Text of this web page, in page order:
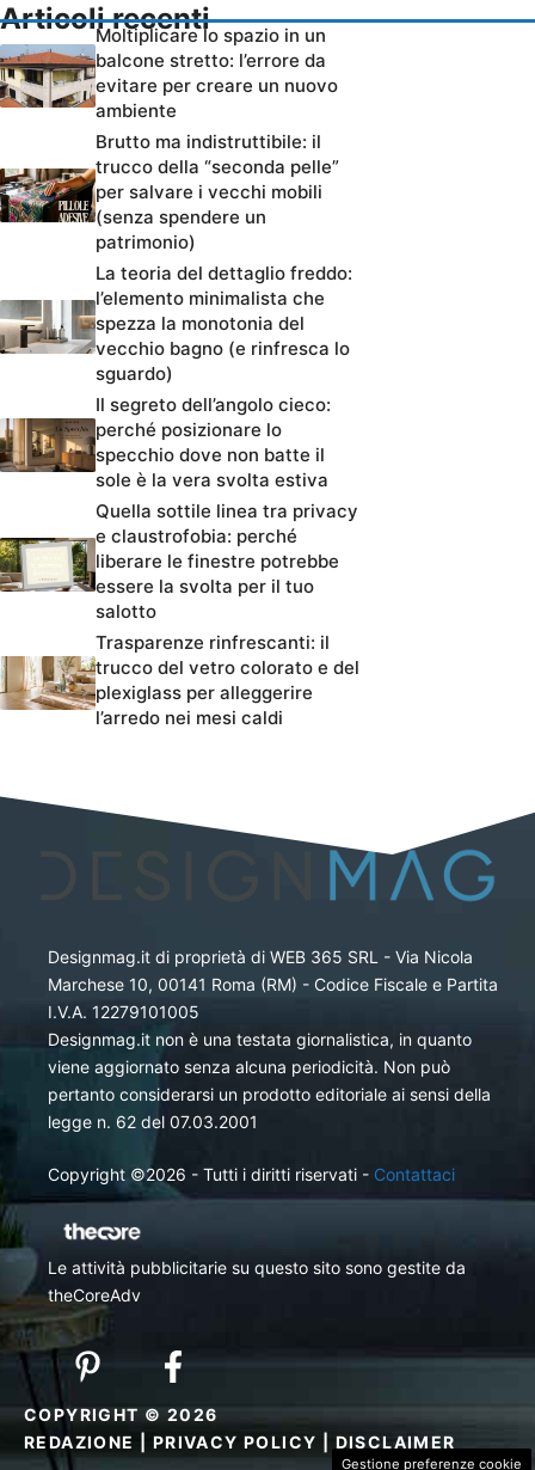
Articoli recenti
Moltiplicare lo spazio in un
balcone stretto: l’errore da
evitare per creare un nuovo
ambiente
Brutto ma indistruttibile: il
trucco della “seconda pelle”
per salvare i vecchi mobili
(senza spendere un
patrimonio)
La teoria del dettaglio freddo:
l’elemento minimalista che
spezza la monotonia del
vecchio bagno (e rinfresca lo
sguardo)
Il segreto dell’angolo cieco:
perché posizionare lo
specchio dove non batte il
sole è la vera svolta estiva
Quella sottile linea tra privacy
e claustrofobia: perché
liberare le finestre potrebbe
essere la svolta per il tuo
salotto
Trasparenze rinfrescanti: il
trucco del vetro colorato e del
plexiglass per alleggerire
l’arredo nei mesi caldi
Designmag.it di proprietà di WEB 365 SRL - Via Nicola
Marchese 10, 00141 Roma (RM) - Codice Fiscale e Partita
I.V.A. 12279101005
Designmag.it non è una testata giornalistica, in quanto
viene aggiornato senza alcuna periodicità. Non può
pertanto considerarsi un prodotto editoriale ai sensi della
legge n. 62 del 07.03.2001
Copyright ©2026 - Tutti i diritti riservati - Contattaci
Le attività pubblicitarie su questo sito sono gestite da
theCoreAdv
COPYRIGHT © 2026
REDAZIONE
PRIVACY POLICY DISCLAIMER
Gestione preferenze cookie